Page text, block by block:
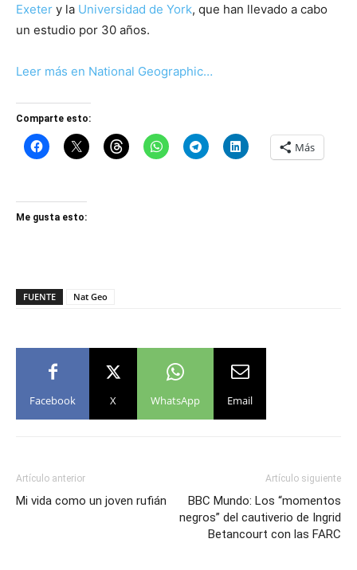
Exeter y la Universidad de York, que han llevado a cabo
un estudio por 30 años.
Leer más en National Geographic…
Comparte esto:
Más
Me gusta esto:
FUENTE Nat Geo
Facebook X WhatsApp Email
Artículo anterior
Mi vida como un joven rufián
Artículo siguiente
BBC Mundo: Los “momentos
negros” del cautiverio de Ingrid
Betancourt con las FARC